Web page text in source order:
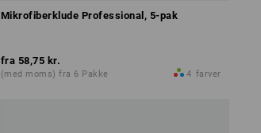
Mikrofiberklude Professional, 5-pak
fra 58,75 kr.
(med moms) fra 6 Pakke 4 farver